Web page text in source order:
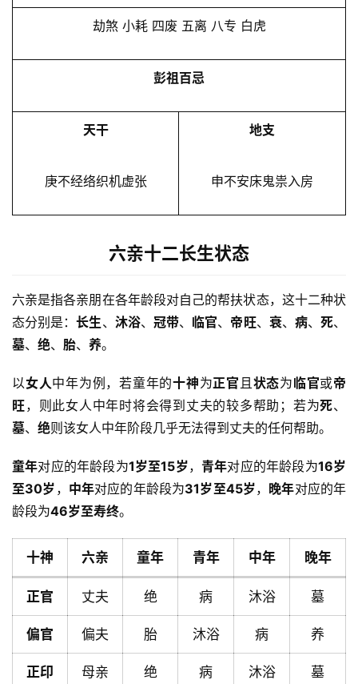
首
劫煞 小耗 四废 五离 八专 白虎
彭祖百忌
天干
庚不经络织机虚张
地支
申不安床鬼祟入房
六亲十二长生状态
六亲是指各亲朋在各年龄段对自己的帮扶状态，这十二种状
态分别是：长生、 沐浴、 冠带、 临官、 帝旺、 衰、 病、死、
墓、 绝、 胎、 养。
以女人中年为例，若童年的十神为正官且状态为临官或帝
旺，则此女人中年时将会得到丈夫的较多帮助；若为死、
墓、 绝则该女人中年阶段几乎无法得到丈夫的任何帮助。
童年对应的年龄段为1岁至15岁，青年对应的年龄段为16岁
至30岁 ， 中年对应的年龄段为31岁至45岁， 晚年对应的年
龄段为46岁至寿终。
十神 六亲 童年 青年 中年 晚年
正官 丈夫 绝 病 沐浴 墓
偏官 偏夫 胎 沐浴 病 养
正印 母亲 绝 病 沐浴 墓